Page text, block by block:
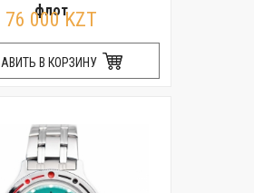
флот
76 000 KZT
В КОРЗИНУ